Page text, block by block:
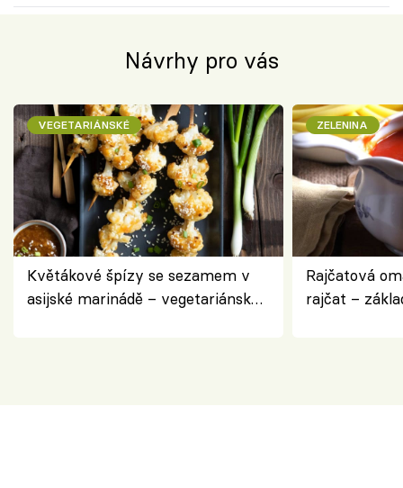
Návrhy pro vás
VEGETARIÁNSKÉ
Květákové špízy se sezamem v
asijské marinádě – vegetariánská
ZELENINA
Rajčatová
rajčat –